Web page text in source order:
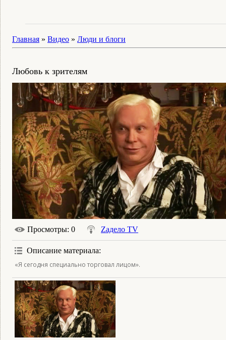
Главная » Видео » Люди и блоги
Любовь к зрителям
Просмотры: 0 Zадело TV
Описание материала:
«Я сегодня специально торговал лицом».